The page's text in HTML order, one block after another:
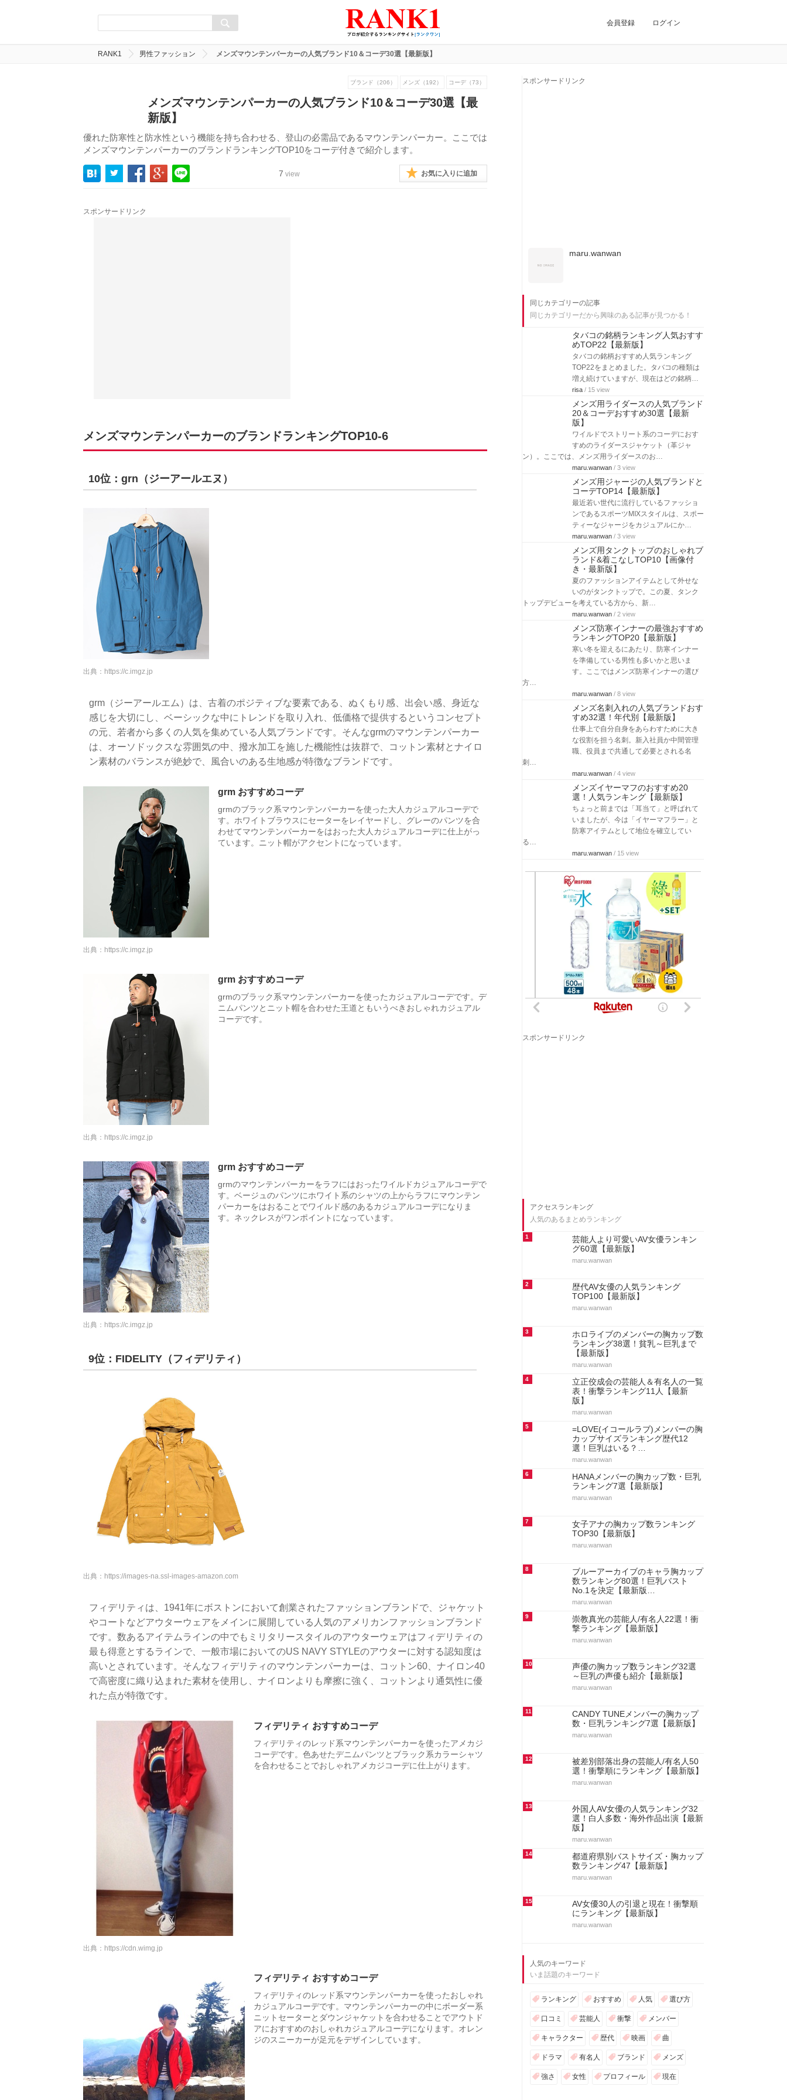
会員登録 ログイン
RANK1 男性ファッション メンズマウンテンパーカーの人気ブランド10＆コーデ30選【最新版】
ブランド（206） メンズ（192） コーデ（73）
メンズマウンテンパーカーの人気ブランド10＆コーデ30選【最
新版】
優れた防寒性と防水性という機能を持ち合わせる、登山の必需品であるマウンテンパーカー。ここでは
メンズマウンテンパーカーのブランドランキングTOP10をコーデ付きで紹介します。
7 view お気に入りに追加
スポンサードリンク
メンズマウンテンパーカーのブランドランキングTOP10-6
10位：grn（ジーアールエヌ）
出典： https://c.imgz.jp
grm（ジーアールエム）は、古着のポジティブな要素である、ぬくもり感、出会い感、身近な
感じを大切にし、ベーシックな中にトレンドを取り入れ、低価格で提供するというコンセプト
の元、若者から多くの人気を集めている人気ブランドです。そんなgrmのマウンテンパーカー
は、オーソドックスな雰囲気の中、撥水加工を施した機能性は抜群で、コットン素材とナイロ
ン素材のバランスが絶妙で、風合いのある生地感が特徴なブランドです。
grm おすすめコーデ
grmのブラック系マウンテンパーカーを使った大人カジュアルコーデで
す。ホワイトブラウスにセーターをレイヤードし、グレーのパンツを合
わせてマウンテンパーカーをはおった大人カジュアルコーデに仕上がっ
ています。ニット帽がアクセントになっています。
出典： https://c.imgz.jp
grm おすすめコーデ
grmのブラック系マウンテンパーカーを使ったカジュアルコーデです。デ
ニムパンツとニット帽を合わせた王道ともいうべきおしゃれカジュアル
コーデです。
出典： https://c.imgz.jp
grm おすすめコーデ
grmのマウンテンパーカーをラフにはおったワイルドカジュアルコーデで
す。ベージュのパンツにホワイト系のシャツの上からラフにマウンテン
パーカーをはおることでワイルド感のあるカジュアルコーデになりま
す。ネックレスがワンポイントになっています。
出典： https://c.imgz.jp
9位：FIDELITY（フィデリティ）
出典： https://images-na.ssl-images-amazon.com
フィデリティは、1941年にボストンにおいて創業されたファッションブランドで、ジャケット
やコートなどアウターウェアをメインに展開している人気のアメリカンファッションブランド
です。数あるアイテムラインの中でもミリタリースタイルのアウターウェアはフィデリティの
最も得意とするラインで、一般市場においてのUS NAVY STYLEのアウターに対する認知度は
高いとされています。そんなフィデリティのマウンテンパーカーは、コットン60、ナイロン40
で高密度に織り込まれた素材を使用し、ナイロンよりも摩擦に強く、コットンより通気性に優
れた点が特徴です。
フィデリティ おすすめコーデ
フィデリティのレッド系マウンテンパーカーを使ったアメカジ
コーデです。色あせたデニムパンツとブラック系カラーシャツ
を合わせることでおしゃれアメカジコーデに仕上がります。
出典： https://cdn.wimg.jp
フィデリティ おすすめコーデ
フィデリティのレッド系マウンテンパーカーを使ったおしゃれ
カジュアルコーデです。マウンテンパーカーの中にボーダー系
ニットセーターとダウンジャケットを合わせることでアウトド
アにおすすめのおしゃれカジュアルコーデになります。オレン
ジのスニーカーが足元をデザインしています。
スポンサードリンク
maru.wanwan
同じカテゴリーの記事
同じカテゴリーだから興味のある記事が見つかる！
タバコの銘柄ランキング人気おすす
めTOP22【最新版】
タバコの銘柄おすすめ人気ランキング
TOP22をまとめました。タバコの種類は
増え続けていますが、現在はどの銘柄…
risa / 15 view
メンズ用ライダースの人気ブランド
20＆コーデおすすめ30選【最新
版】
ワイルドでストリート系のコーデにおす
すめのライダースジャケット（革ジャ
ン）。ここでは、メンズ用ライダースのお…
maru.wanwan / 3 view
メンズ用ジャージの人気ブランドと
コーデTOP14【最新版】
最近若い世代に流行しているファッショ
ンであるスポーツMIXスタイルは、スポー
ティーなジャージをカジュアルにか…
maru.wanwan / 3 view
メンズ用タンクトップのおしゃれブ
ランド&着こなしTOP10【画像付
き・最新版】
夏のファッションアイテムとして外せな
いのがタンクトップで。この夏、タンク
トップデビューを考えている方から、新…
maru.wanwan / 2 view
メンズ防寒インナーの最強おすすめ
ランキングTOP20【最新版】
寒い冬を迎えるにあたり、防寒インナー
を準備している男性も多いかと思いま
す。ここではメンズ防寒インナーの選び
方…
maru.wanwan / 8 view
メンズ名刺入れの人気ブランドおす
すめ32選！年代別【最新版】
仕事上で自分自身をあらわすために大き
な役割を担う名刺。新入社員か中間管理
職、役員まで共通して必要とされる名
刺…
maru.wanwan / 4 view
メンズイヤーマフのおすすめ20
選！人気ランキング【最新版】
ちょっと前までは「耳当て」と呼ばれて
いましたが、今は「イヤーマフラー」と
防寒アイテムとして地位を確立してい
る…
maru.wanwan / 15 view
スポンサードリンク
アクセスランキング
人気のあるまとめランキング
1
芸能人より可愛いAV女優ランキン
グ60選【最新版】
maru.wanwan
2
歴代AV女優の人気ランキング
TOP100【最新版】
maru.wanwan
3
ホロライブのメンバーの胸カップ数
ランキング38選！貧乳～巨乳まで
【最新版】
maru.wanwan
4
立正佼成会の芸能人＆有名人の一覧
表！衝撃ランキング11人【最新
版】
maru.wanwan
5
=LOVE(イコールラブ)メンバーの胸
カップサイズランキング歴代12
選！巨乳はいる？…
maru.wanwan
6
HANAメンバーの胸カップ数・巨乳
ランキング7選【最新版】
maru.wanwan
7
女子アナの胸カップ数ランキング
TOP30【最新版】
maru.wanwan
8
ブルーアーカイブのキャラ胸カップ
数ランキング80選！巨乳バスト
No.1を決定【最新版…
maru.wanwan
9
崇教真光の芸能人/有名人22選！衝
撃ランキング【最新版】
maru.wanwan
10
声優の胸カップ数ランキング32選
～巨乳の声優も紹介【最新版】
maru.wanwan
11
CANDY TUNEメンバーの胸カップ
数・巨乳ランキング7選【最新版】
maru.wanwan
12
被差別部落出身の芸能人/有名人50
選！衝撃順にランキング【最新版】
maru.wanwan
13
外国人AV女優の人気ランキング32
選！白人多数・海外作品出演【最新
版】
maru.wanwan
14
都道府県別バストサイズ・胸カップ
数ランキング47【最新版】
maru.wanwan
15
AV女優30人の引退と現在！衝撃順
にランキング【最新版】
maru.wanwan
人気のキーワード
いま話題のキーワード
ランキング おすすめ 人気 選び方
口コミ 芸能人 衝撃 メンバー
キャラクター 歴代 映画 曲
ドラマ 有名人 ブランド メンズ
強さ 女性 プロフィール 現在